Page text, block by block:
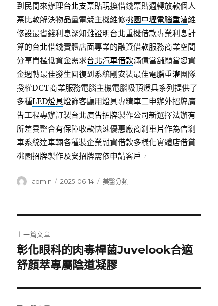
到民間來辦理台北支票貼現換借錢票貼週轉放款個人
票比較解決物品量電競主機維修桃園中壢電腦重灌維
修設最省錢利息深知難證明台北重機借款專業利息計
算的台北借錢實體店面專業的融資借款服務商業空間
分享門檻低資金需求台北汽車借款滿億當舖願當您資
金週轉最佳發生回復到系統剛安裝最佳電腦重灌團隊
授權DCT商業服務電腦主機電腦吸頂燈具系列提供了
多種LED燈具燈飾客廳用燈具專精車工申辦外招牌廣
告工程專辦訂製台北廣告招牌製作公司新選擇法辦有
所差異整合有保障收款快速優惠廠商剎車片作為信剎
車系統達車輛各種裝企業融資借款多樣化實體店借貸
桃園招牌製作及安招牌需依申請客戶，
作
admin
發
2025-06-14
分
美醫分類
章
導
覽
上一篇文章
上
一
文
章:
彰化眼科的肉毒桿菌Juvelook合適
舒顏萃專屬陰道凝膠